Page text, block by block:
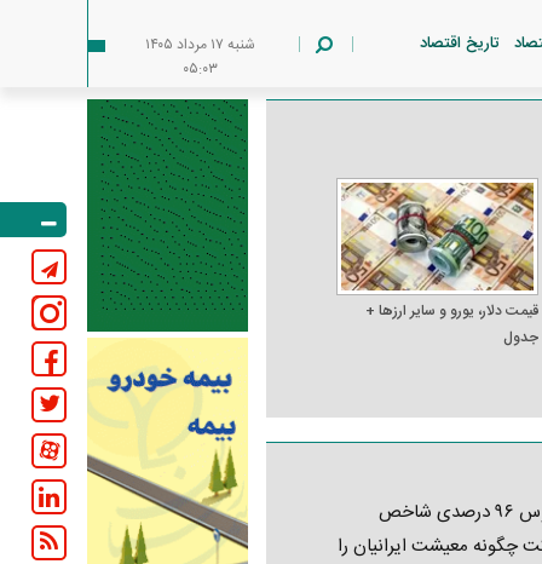
تاریخ اقتصاد
شنبه ۱۷ مرداد ۱۴۰۵
۰۵:۰۳
قیمت دلار، یورو و سایر ارز‌ها +
جدول
کابوس ۹۶ درصدی شاخص
چگونه معیشت ایرانیان را